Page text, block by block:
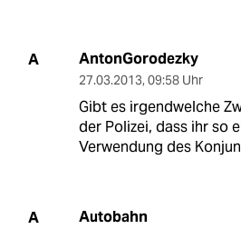
A AntonGorodezky
27.03.2013, 09:58 Uhr
Gibt es irgendwelche
der Polizei, dass ihr so
Verwendung des
A Autobahn